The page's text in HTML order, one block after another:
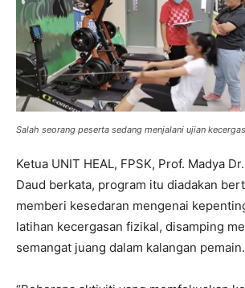
Salah seorang peserta sedang menjalani ujian
Ketua UNIT HEAL, FPSK, Prof. Madya
Daud berkata, program itu diadakan
memberi kesedaran mengenai
latihan kecergasan fizikal, disamping
semangat juang dalam kalangan pemain.